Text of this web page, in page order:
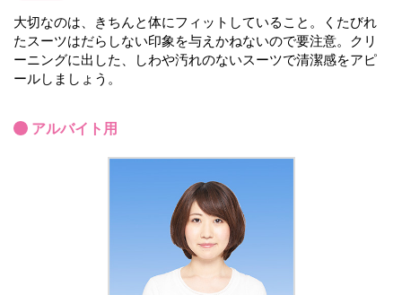
大切なのは、きちんと体にフィットしていること。くたびれ
たスーツはだらしない印象を与えかねないので要注意。クリ
ーニングに出した、しわや汚れのないスーツで清潔感をアピ
ールしましょう。
アルバイト用